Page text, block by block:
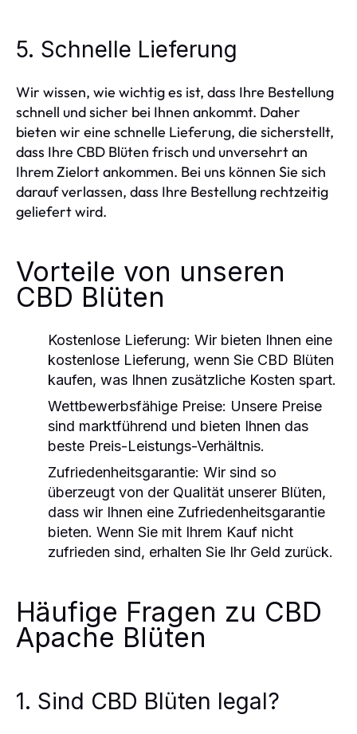
5. Schnelle Lieferung
Wir wissen, wie wichtig es ist, dass Ihre Bestellung
schnell und sicher bei Ihnen ankommt. Daher
bieten wir eine schnelle Lieferung, die sicherstellt,
dass Ihre CBD Blüten frisch und unversehrt an
Ihrem Zielort ankommen. Bei uns können Sie sich
darauf verlassen, dass Ihre Bestellung rechtzeitig
geliefert wird.
Vorteile von unseren
CBD Blüten
Kostenlose Lieferung: Wir bieten Ihnen eine
kostenlose Lieferung, wenn Sie CBD Blüten
kaufen, was Ihnen zusätzliche Kosten spart.
Wettbewerbsfähige Preise: Unsere Preise
sind marktführend und bieten Ihnen das
beste Preis-Leistungs-Verhältnis.
Zufriedenheitsgarantie: Wir sind so
überzeugt von der Qualität unserer Blüten,
dass wir Ihnen eine Zufriedenheitsgarantie
bieten. Wenn Sie mit Ihrem Kauf nicht
zufrieden sind, erhalten Sie Ihr Geld zurück.
Häufige Fragen zu CBD
Apache Blüten
1. Sind CBD Blüten legal?